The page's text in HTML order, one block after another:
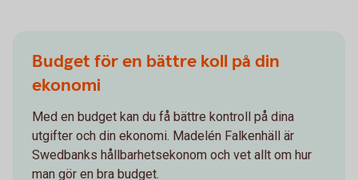
Budget för en bättre koll på din
ekonomi
Med en budget kan du få bättre kontroll på dina
utgifter och din ekonomi. Madelén Falkenhäll är
Swedbanks hållbarhetsekonom och vet allt om hur
man gör en bra budget.